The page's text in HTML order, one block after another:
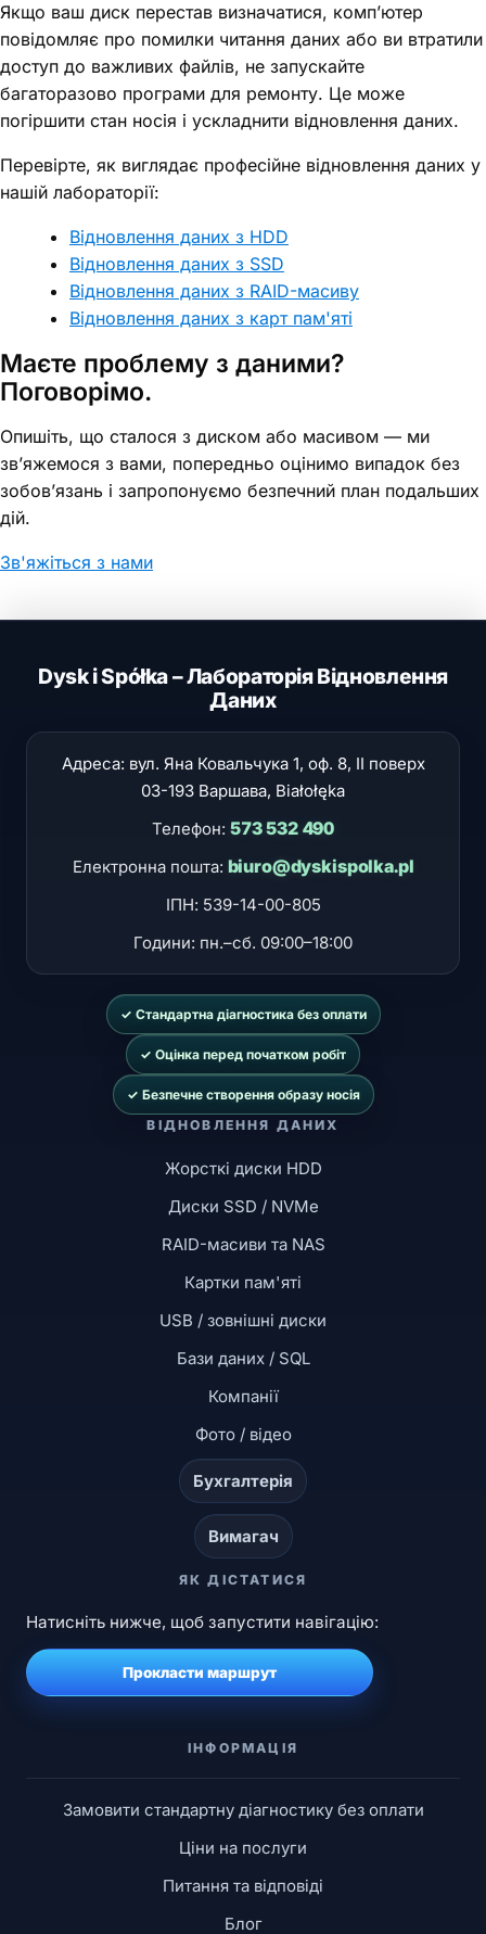
Якщо ваш диск перестав визначатися, комп’ютер
повідомляє про помилки читання даних або ви втратили
доступ до важливих файлів, не запускайте
багаторазово програми для ремонту. Це може
погіршити стан носія і ускладнити відновлення даних.
Перевірте, як виглядає професійне відновлення даних у
нашій лабораторії:
Відновлення даних з HDD
Відновлення даних з SSD
Відновлення даних з RAID-масиву
Відновлення даних з карт пам'яті
Маєте проблему з даними?
Поговорімо.
Опишіть, що сталося з диском або масивом — ми
зв’яжемося з вами, попередньо оцінимо випадок без
зобов’язань і запропонуємо безпечний план подальших
дій.
Зв'яжіться з нами
Dysk i Spółka – Лабораторія Відновлення
Даних
Адреса: вул. Яна Ковальчука 1, оф. 8, II поверх
03-193 Варшава, Białołęka
Телефон: 573 532 490
Електронна пошта: biuro@dyskispolka.pl
ІПН: 539-14-00-805
Години: пн.–сб. 09:00–18:00
✓ Стандартна діагностика без оплати
✓ Оцінка перед початком робіт
✓ Безпечне створення образу носія
ВІДНОВЛЕННЯ ДАНИХ
Жорсткі диски HDD
Диски SSD / NVMe
RAID-масиви та NAS
Картки пам'яті
USB / зовнішні диски
Бази даних / SQL
Компанії
Фото / відео
Бухгалтерія
Вимагач
ЯК ДІСТАТИСЯ
Натисніть нижче, щоб запустити навігацію:
Прокласти маршрут
ІНФОРМАЦІЯ
Замовити стандартну діагностику без оплати
Ціни на послуги
Питання та відповіді
Блог